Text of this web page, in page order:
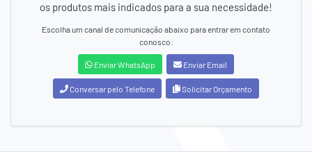
os produtos mais indicados para a sua necessidade!
Escolha um canal de comunicação abaixo para entrar em contato
conosco:
Enviar WhatsApp Enviar Email
Conversar pelo Telefone Solicitar Orçamento